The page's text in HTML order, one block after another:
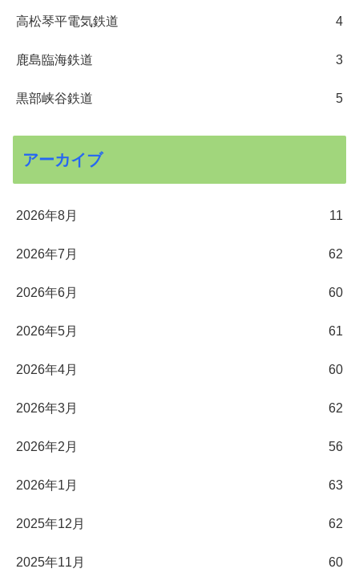
高松琴平電気鉄道 4
鹿島臨海鉄道 3
黒部峡谷鉄道 5
アーカイブ
2026年8月 11
2026年7月 62
2026年6月 60
2026年5月 61
2026年4月 60
2026年3月 62
2026年2月 56
2026年1月 63
2025年12月 62
2025年11月 60